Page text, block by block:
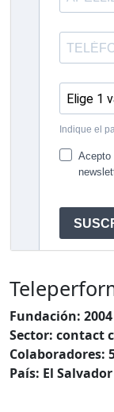
Fundación: 2004
Sector: contact
Colaboradores:
País: El Salvador